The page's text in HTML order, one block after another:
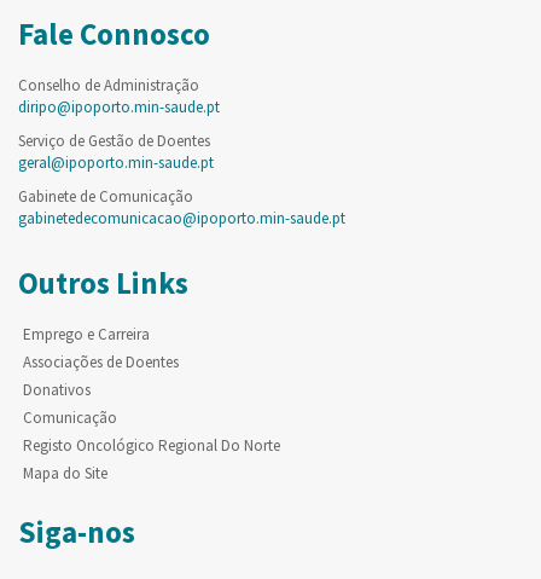
Fale Connosco
Conselho de Administração
diripo@ipoporto.min-saude.pt
Serviço de Gestão de Doentes
geral@ipoporto.min-saude.pt
Gabinete de Comunicação
gabinetedecomunicacao@ipoporto.min-saude.pt
Outros Links
Emprego e Carreira
Associações de Doentes
Donativos
Comunicação
Registo Oncológico Regional Do Norte
Mapa do Site
Siga-nos